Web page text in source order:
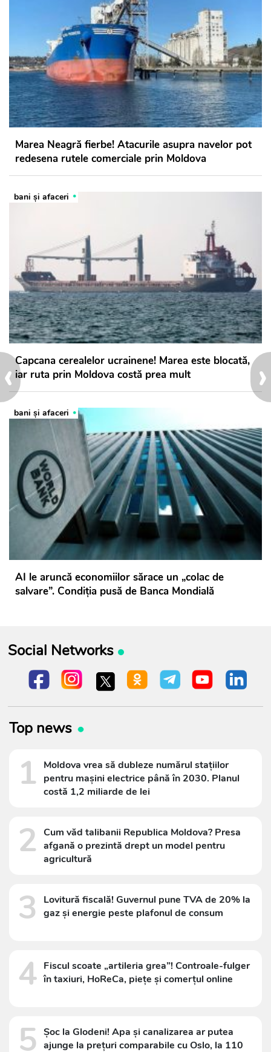
›
‹
Marea Neagră fierbe! Atacurile asupra navelor pot
redesena rutele comerciale prin Moldova
bani și afaceri
Capcana cerealelor ucrainene! Marea este blocată,
iar ruta prin Moldova costă prea mult
bani și afaceri
AI le aruncă economiilor sărace un „colac de
salvare”. Condiția pusă de Banca Mondială
Social Networks
Top news
1 Moldova vrea să dubleze numărul stațiilor
pentru mașini electrice până în 2030. Planul
costă 1,2 miliarde de lei
2 Cum văd talibanii Republica Moldova? Presa
afgană o prezintă drept un model pentru
agricultură
3
Lovitură fiscală! Guvernul pune TVA de 20% la
gaz și energie peste plafonul de consum
4 Fiscul scoate „artileria grea”! Controale-fulger
în taxiuri, HoReCa, piețe și comerțul online
5 Șoc la Glodeni! Apa și canalizarea ar putea
ajunge la prețuri comparabile cu Oslo, la 110